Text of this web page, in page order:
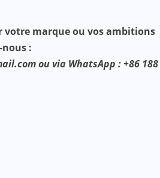
votre marque ou vos ambitions
nous :
ou via WhatsApp : +86 188